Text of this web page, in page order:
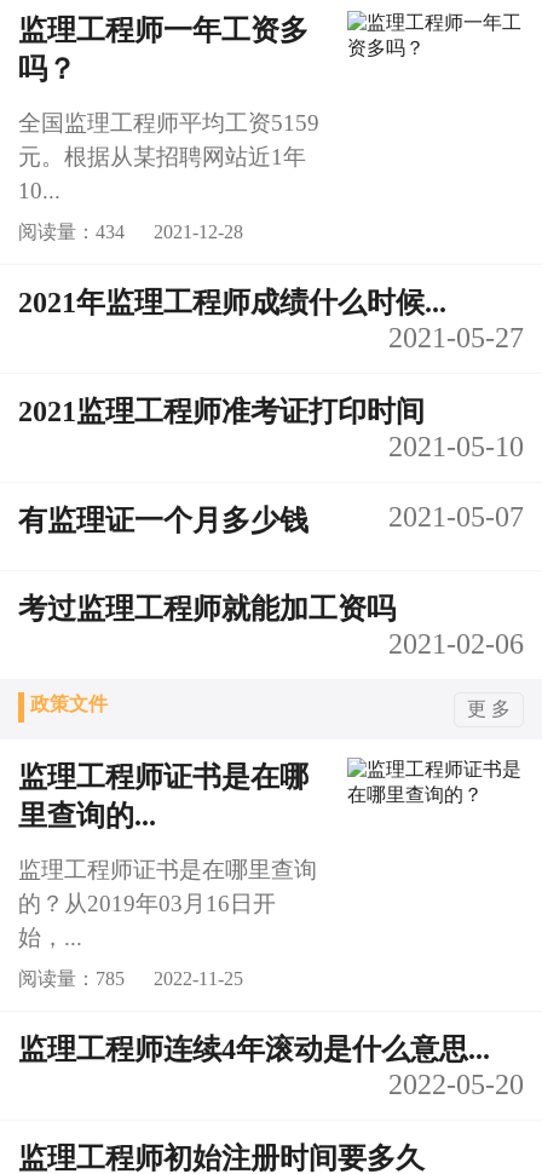
监理工程师一年工资多
吗？
全国监理工程师平均工资5159
元。根据从某招聘网站近1年
10...
阅读量：434 2021-12-28
2021年监理工程师成绩什么时候...
2021-05-27
2021监理工程师准考证打印时间
2021-05-10
有监理证一个月多少钱 2021-05-07
考过监理工程师就能加工资吗
2021-02-06
政策文件 更 多
监理工程师证书是在哪
里查询的...
监理工程师证书是在哪里查询
的？从2019年03月16日开
始，...
阅读量：785 2022-11-25
监理工程师连续4年滚动是什么意思...
2022-05-20
监理工程师初始注册时间要多久